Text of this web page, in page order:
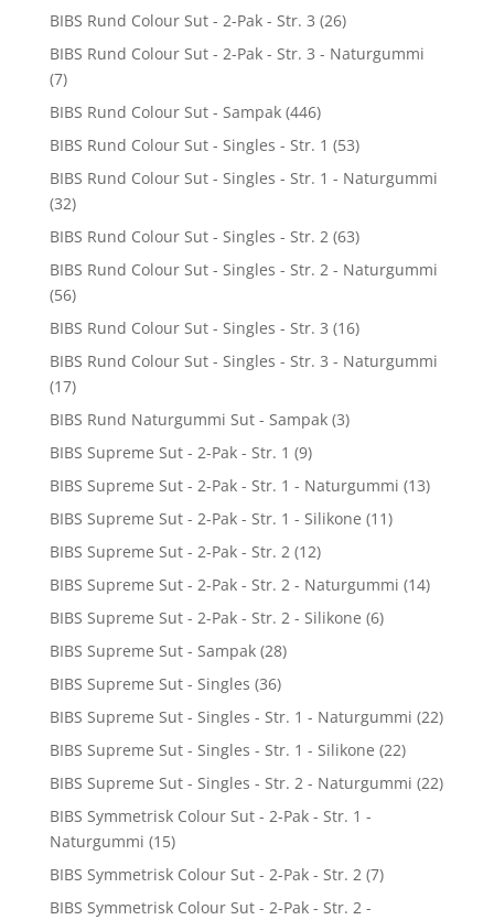
BIBS Rund Colour Sut - 2-Pak - Str. 3 (26)
BIBS Rund Colour Sut - 2-Pak - Str. 3 - Naturgummi
(7)
BIBS Rund Colour Sut - Sampak (446)
BIBS Rund Colour Sut - Singles - Str. 1 (53)
BIBS Rund Colour Sut - Singles - Str. 1 - Naturgummi
(32)
BIBS Rund Colour Sut - Singles - Str. 2 (63)
BIBS Rund Colour Sut - Singles - Str. 2 - Naturgummi
(56)
BIBS Rund Colour Sut - Singles - Str. 3 (16)
BIBS Rund Colour Sut - Singles - Str. 3 - Naturgummi
(17)
BIBS Rund Naturgummi Sut - Sampak (3)
BIBS Supreme Sut - 2-Pak - Str. 1 (9)
BIBS Supreme Sut - 2-Pak - Str. 1 - Naturgummi (13)
BIBS Supreme Sut - 2-Pak - Str. 1 - Silikone (11)
BIBS Supreme Sut - 2-Pak - Str. 2 (12)
BIBS Supreme Sut - 2-Pak - Str. 2 - Naturgummi (14)
BIBS Supreme Sut - 2-Pak - Str. 2 - Silikone (6)
BIBS Supreme Sut - Sampak (28)
BIBS Supreme Sut - Singles (36)
BIBS Supreme Sut - Singles - Str. 1 - Naturgummi (22)
BIBS Supreme Sut - Singles - Str. 1 - Silikone (22)
BIBS Supreme Sut - Singles - Str. 2 - Naturgummi (22)
BIBS Symmetrisk Colour Sut - 2-Pak - Str. 1 -
Naturgummi (15)
BIBS Symmetrisk Colour Sut - 2-Pak - Str. 2 (7)
BIBS Symmetrisk Colour Sut - 2-Pak - Str. 2 -